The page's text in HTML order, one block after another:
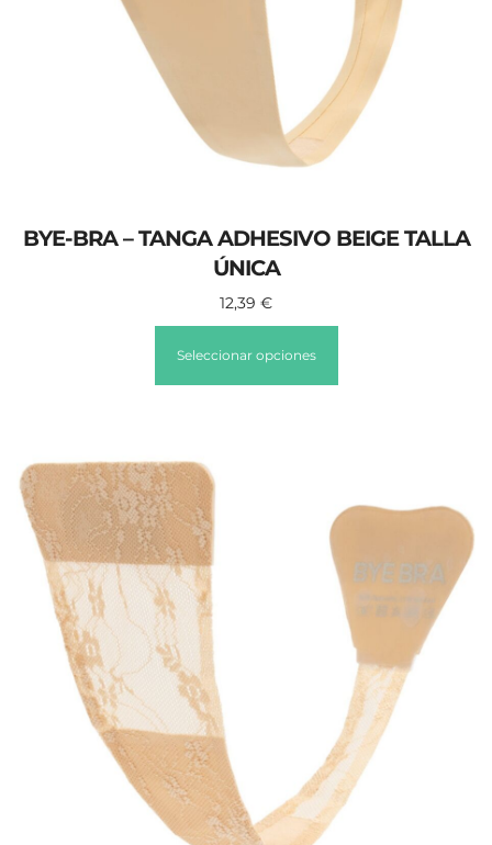
BYE-BRA – TANGA ADHESIVO BEIGE TALLA
ÚNICA
12,39 €
Seleccionar opciones